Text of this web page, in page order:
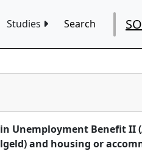
Studies Search
Unemployment Benefit II
and housing or